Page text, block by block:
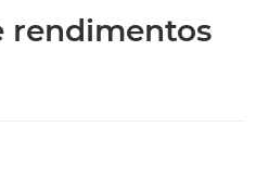
rendimentos